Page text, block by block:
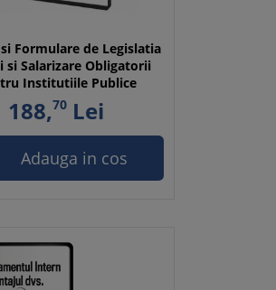
Formulare de Legislatia
si Salarizare Obligatorii
Institutiile Publice
188,70Lei
Adauga in cos